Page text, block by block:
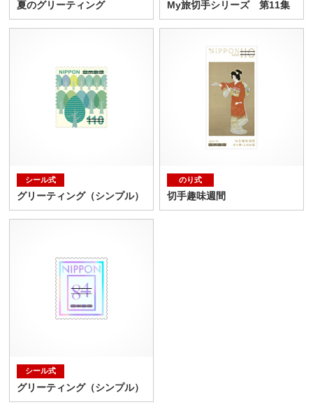
夏のグリーティング My旅切手シリーズ 第11集
シール式
グリーティング（シンプル）
のり式
切手趣味週間
シール式
グリーティング（シンプル）